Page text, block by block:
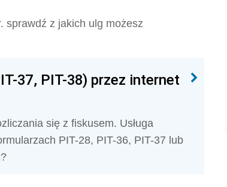
sprawdź z jakich ulg możesz
37, PIT-38) przez internet
się z fiskusem. Usługa
PIT-28, PIT-36, PIT-37 lub